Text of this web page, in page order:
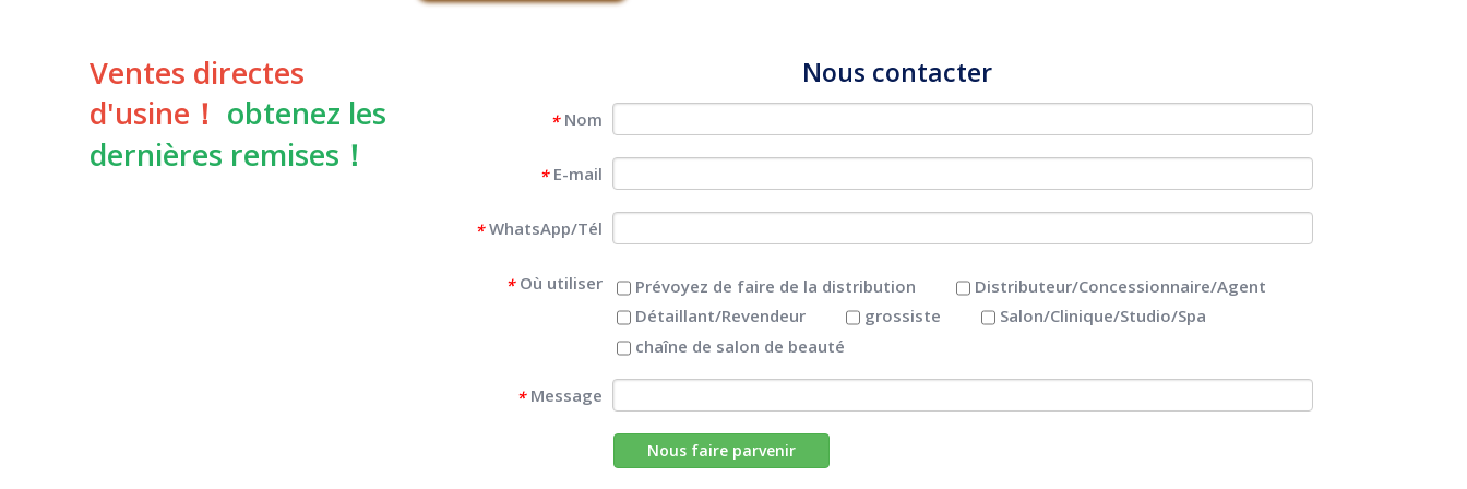
Ventes directes
d'usine！ obtenez les
dernières remises！
Nous contacter
* Nom
* E-mail
* WhatsApp/Tél
* Où utiliser Prévoyez de faire de la distribution
Distributeur/Concessionnaire/Agent
Détaillant/Revendeur
grossiste
Salon/Clinique/Studio/Spa
chaîne de salon de beauté
* Message
Nous faire parvenir